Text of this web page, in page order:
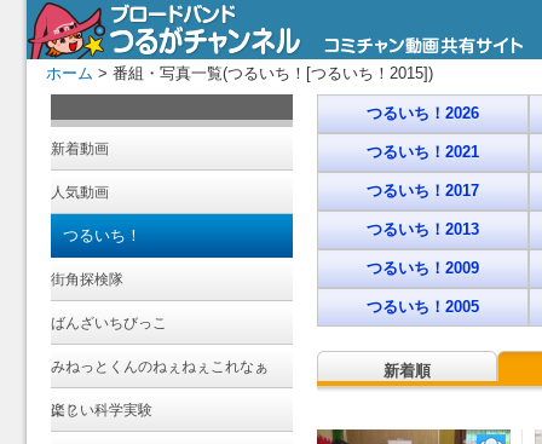
ホーム > 番組・写真一覧(つるいち！[つるいち！2015])
新着動画
人気動画
つるいち！
街角探検隊
ばんざいちびっこ
みねっとくんのねぇねぇこれなぁ
に？
楽しい科学実験
つるいち！2026
つるいち！2021
つるいち！2017
つるいち！2013
つるいち！2009
つるいち！2005
新着順